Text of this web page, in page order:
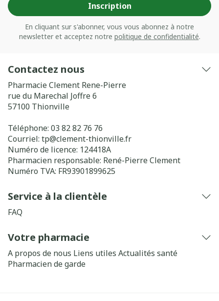
Inscription
En cliquant sur s'abonner, vous vous abonnez à notre
newsletter et acceptez notre politique de confidentialité.
Contactez nous
Pharmacie Clement Rene-Pierre
rue du Marechal Joffre 6
57100 Thionville
Téléphone: 03 82 82 76 76
Courriel: tp@clement-thionville.fr
Numéro de licence: 124418A
Pharmacien responsable: René-Pierre Clement
Numéro TVA: FR93901899625
Service à la clientèle
FAQ
Votre pharmacie
A propos de nous Liens utiles Actualités santé
Pharmacien de garde